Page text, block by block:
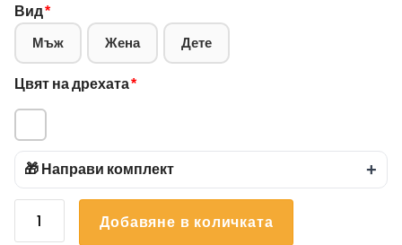
Вид*
Мъж Жена Дете
Цвят на дрехата*
🎁 Направи комплект +
количество
Добавяне в количката